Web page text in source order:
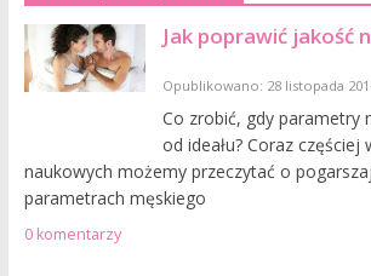
Jak poprawić jakość
Opublikowano: 28 listopada
Co zrobić, gdy parametry
od ideału? Coraz częściej
naukowych możemy przeczytać o
parametrach męskiego
0 komentarzy